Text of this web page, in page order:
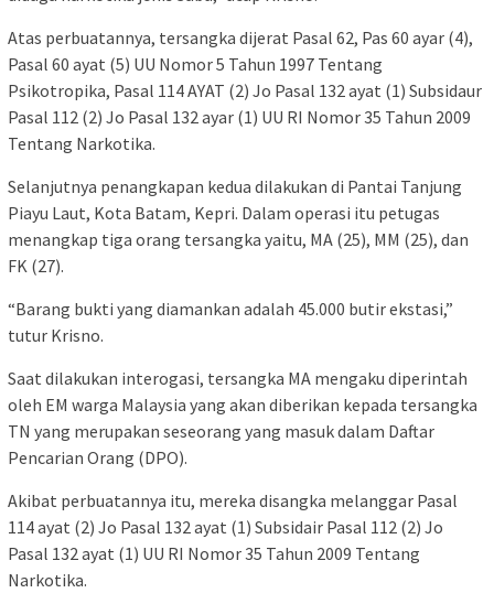
Atas perbuatannya, tersangka dijerat Pasal 62, Pas 60 ayar (4),
Pasal 60 ayat (5) UU Nomor 5 Tahun 1997 Tentang
Psikotropika, Pasal 114 AYAT (2) Jo Pasal 132 ayat (1) Subsidaur
Pasal 112 (2) Jo Pasal 132 ayar (1) UU RI Nomor 35 Tahun 2009
Tentang Narkotika.
Selanjutnya penangkapan kedua dilakukan di Pantai Tanjung
Piayu Laut, Kota Batam, Kepri. Dalam operasi itu petugas
menangkap tiga orang tersangka yaitu, MA (25), MM (25), dan
FK (27).
“Barang bukti yang diamankan adalah 45.000 butir ekstasi,”
tutur Krisno.
Saat dilakukan interogasi, tersangka MA mengaku diperintah
oleh EM warga Malaysia yang akan diberikan kepada tersangka
TN yang merupakan seseorang yang masuk dalam Daftar
Pencarian Orang (DPO).
Akibat perbuatannya itu, mereka disangka melanggar Pasal
114 ayat (2) Jo Pasal 132 ayat (1) Subsidair Pasal 112 (2) Jo
Pasal 132 ayat (1) UU RI Nomor 35 Tahun 2009 Tentang
Narkotika.